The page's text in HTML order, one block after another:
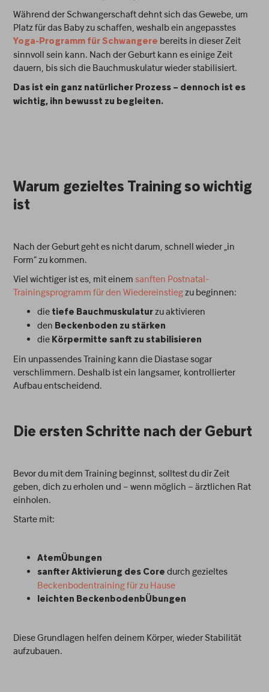
Während der Schwangerschaft dehnt sich das Gewebe, um
Platz für das Baby zu schaffen, weshalb ein angepasstes
Yoga-Programm für Schwangere bereits in dieser Zeit
sinnvoll sein kann. Nach der Geburt kann es einige Zeit
dauern, bis sich die Bauchmuskulatur wieder stabilisiert.
Das ist ein ganz natürlicher Prozess – dennoch ist es
wichtig, ihn bewusst zu begleiten.
Warum gezieltes Training so wichtig
ist
Nach der Geburt geht es nicht darum, schnell wieder „in
Form“ zu kommen.
Viel wichtiger ist es, mit einemsanften Postnatal-
Trainingsprogramm für den Wiedereinstiegzu beginnen:
die tiefe Bauchmuskulatur zu aktivieren
den Beckenboden zu stärken
die Körpermitte sanft zu stabilisieren
Ein unpassendes Training kann die Diastase sogar
verschlimmern. Deshalb ist ein langsamer, kontrollierter
Aufbau entscheidend.
Die ersten Schritte nach der Geburt
Bevor du mit dem Training beginnst, solltest du dir Zeit
geben, dich zu erholen und – wenn möglich – ärztlichen Rat
einholen.
Starte mit:
AtemÜbungen
sanfter Aktivierung des Core durch gezieltes
Beckenbodentraining für zu Hause
leichten BeckenbodenbÜbungen
Diese Grundlagen helfen deinem Körper, wieder Stabilität
aufzubauen.